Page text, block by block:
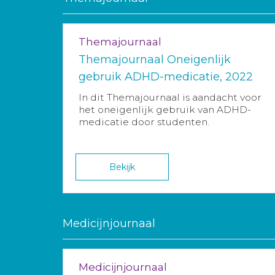
Themajournaal
Themajournaal Oneigenlijk
gebruik ADHD-medicatie, 2022
In dit Themajournaal is aandacht voor
het oneigenlijk gebruik van ADHD-
medicatie door studenten.
Bekijk
Medicijnjournaal
Medicijnjournaal